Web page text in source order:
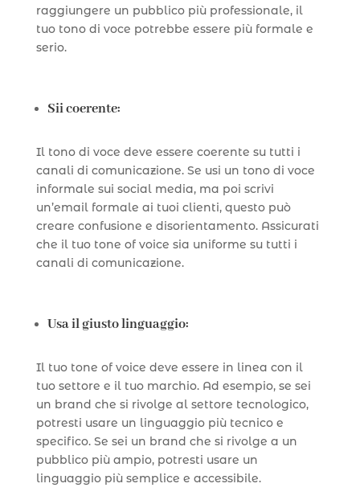
raggiungere un pubblico più professionale, il
tuo tono di voce potrebbe essere più formale e
serio.
Sii coerente:
Il tono di voce deve essere coerente su tutti i
canali di comunicazione. Se usi un tono di voce
informale sui social media, ma poi scrivi
un’email formale ai tuoi clienti, questo può
creare confusione e disorientamento. Assicurati
che il tuo tone of voice sia uniforme su tutti i
canali di comunicazione.
Usa il giusto linguaggio:
Il tuo tone of voice deve essere in linea con il
tuo settore e il tuo marchio. Ad esempio, se sei
un brand che si rivolge al settore tecnologico,
potresti usare un linguaggio più tecnico e
specifico. Se sei un brand che si rivolge a un
pubblico più ampio, potresti usare un
linguaggio più semplice e accessibile.